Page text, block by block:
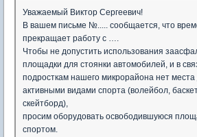
Уважаемый Виктор Сергеевич!
В вашем письме №..... сообщается, что
прекращает работу с ….
Чтобы не допустить использования
площадки для стоянки автомобилей, и в
подросткам нашего микрорайона нет места
активными видами спорта (волейбол,
скейтборд),
просим оборудовать освободившуюся
спортом.